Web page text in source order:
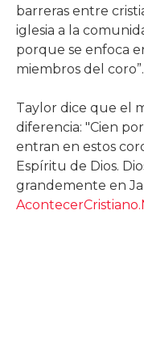
barreras entre
iglesia a la
porque se enfoca
miembros del coro”.
Taylor dice que el
diferencia: "Cien
entran en estos
Espíritu de Dios.
grandemente en